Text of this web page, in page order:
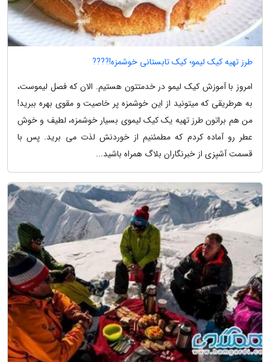
طرز تهیه کیک لیمو؛ کیک تابستانی خوشمزه!????
امروز با آموزش کیک لیمو در خدمتتون هستیم. الان که فصل لیموست،
به هرطریقی که میتونید از این خوشمزه پر خاصیت و مقوی بهره ببرید!
من هم براتون طرز تهیه یک کیک لیموی بسیار خوشمزه، لطیف و خوش
عطر رو آماده کردم که مطمئنیم از خوردنش لذت می برید. پس با
قسمت آشپزی از خبرنگاران بلاگ همراه باشید...